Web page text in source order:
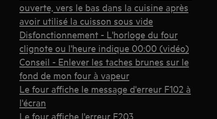
ouverte, vers le bas dans la cuisine après
avoir utilisé la cuisson sous vide
Disfonctionnement - L'horloge du four
clignote ou l'heure indique 00:00 (vidéo)
Conseil - Enlever les taches brunes sur le
fond de mon four à vapeur
Le four affiche le message d'erreur F102 à
l'écran
Le four affiche l'erreur F203